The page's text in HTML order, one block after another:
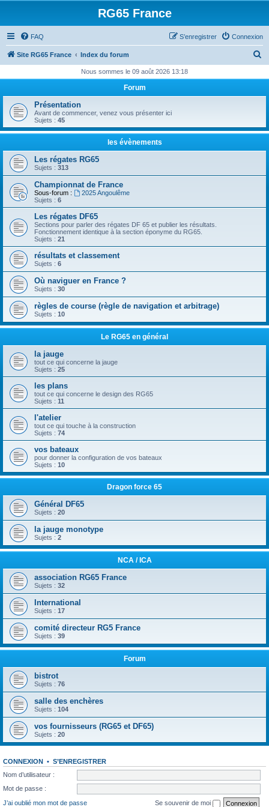
RG65 France
FAQ Connexion
S’enregistrer
Site RG65 France Index du forum
h
r
Nous sommes le 09 août 2026 13:18
Forum
Présentation
Avant de commencer, venez vous présenter ici
Sujets : 45
les évènements
Les régates RG65
Sujets : 313
Championnat de France
Sous-forum :
2025 Angoulême
Sujets : 6
Les régates DF65
Sections pour parler des régates DF 65 et publier les résultats.
Fonctionnement identique à la section éponyme du RG65.
Sujets : 21
résultats et classement
Sujets : 6
Où naviguer en France ?
Sujets : 30
règles de course (règle de navigation et arbitrage)
Sujets : 10
Le RG65 en général
la jauge
tout ce qui concerne la jauge
Sujets : 25
les plans
tout ce qui concerne le design des RG65
Sujets : 11
l'atelier
tout ce qui touche à la construction
Sujets : 74
vos bateaux
pour donner la configuration de vos bateaux
Sujets : 10
Dragon force 65
Général DF65
Sujets : 20
la jauge monotype
Sujets : 2
NCA / ICA
association RG65 France
Sujets : 32
International
Sujets : 17
comité directeur RG5 France
Sujets : 39
Forum
bistrot
Sujets : 76
salle des enchères
Sujets : 104
vos fournisseurs (RG65 et DF65)
Sujets : 20
CONNEXION • S’ENREGISTRER
Nom d’utilisateur :
Mot de passe :
J’ai oublié mon mot de passe
Se souvenir de moi